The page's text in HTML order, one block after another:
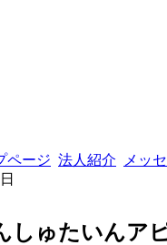
ページ 法人紹介 メッ
しゅたいんア